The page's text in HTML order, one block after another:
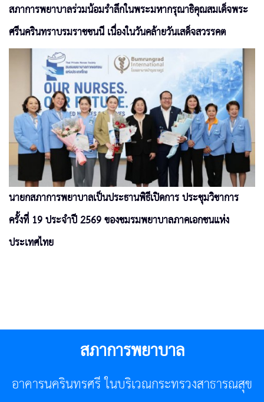
สภาการพยาบาลร่วมน้อมรำลึกในพระมหากรุณาธิคุณสมเด็จพระ
ศรีนครินทราบรมราชชนนี เนื่องในวันคล้ายวันเสด็จสวรรคต
นายกสภาการพยาบาลเป็นประธานพิธีเปิดการ ประชุมวิชาการ
ครั้งที่ 19 ประจำปี 2569 ของชมรมพยาบาลภาคเอกชนแห่ง
ประเทศไทย
สภาการพยาบาล
อาคารนครินทรศรี ในบริเวณกระทรวงสาธารณสุข